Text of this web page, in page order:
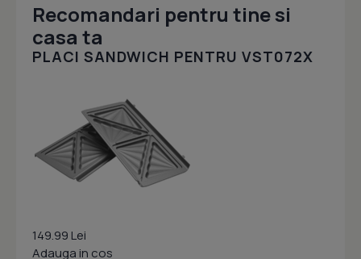
Recomandari pentru tine si
casa ta
PLACI SANDWICH PENTRU VST072X
149.99 Lei
Adauga in cos